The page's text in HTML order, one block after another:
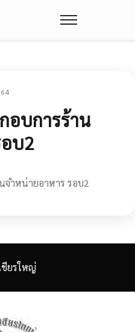
64
อบการร้าน
บ2
จำหน่ายอาหาร รอบ2
ชียรใหญ่